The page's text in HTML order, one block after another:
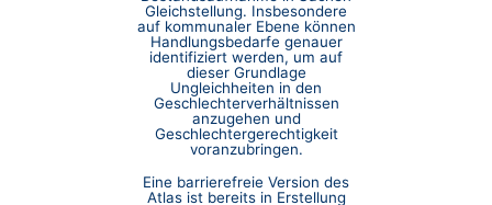
Gleichstellung. Insbesondere
auf kommunaler Ebene können
Handlungsbedarfe genauer
identifiziert werden, um auf
dieser Grundlage
Ungleichheiten in den
Geschlechterverhältnissen
anzugehen und
Geschlechtergerechtigkeit
voranzubringen.
Eine barrierefreie Version des
Atlas ist bereits in Erstellung